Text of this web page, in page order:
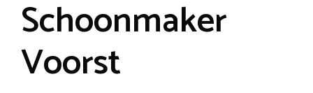
Schoonmaker
Voorst